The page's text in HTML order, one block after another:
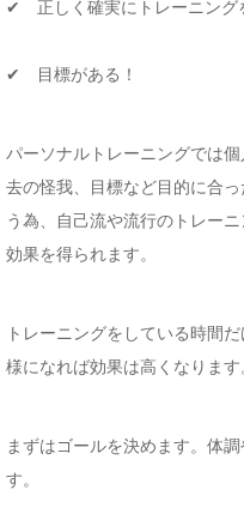
✔ 正しく確実にトレーニング
✔ 目標がある！
パーソナルトレーニングでは
去の怪我、目標など目的に合
う為、自己流や流行のトレー
効果を得られます。
トレーニングをしている時間
様になれば効果は高くなります
まずはゴールを決めます。体
す。